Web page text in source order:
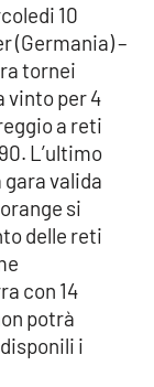
10
(Germania) –
tornei
vinto per 4
a reti
L’ultimo
valida
si
delle reti
con 14
potrà
i